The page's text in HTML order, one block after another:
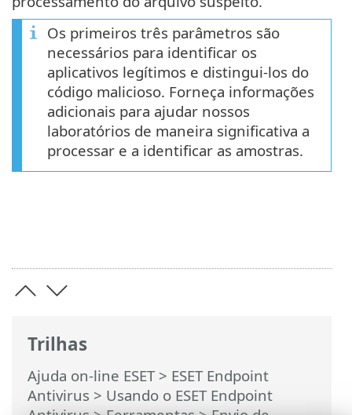
Trilhas
Ajuda on-line ESET> ESET Endpoint
Antivirus > Usando o ESET Endpoint
Os primeiros três parâmetros são
necessários para identificar os
aplicativos legítimos e distingui-los do
código malicioso. Forneça informações
adicionais para ajudar nossos
laboratórios de maneira significativa a
processar e a identificar as amostras.